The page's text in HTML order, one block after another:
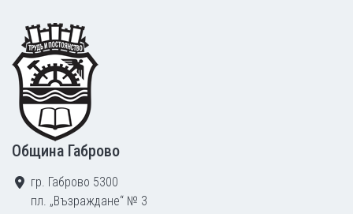
Footer
Община Габрово
гр. Габрово 5300
пл. „Възраждане“ № 3